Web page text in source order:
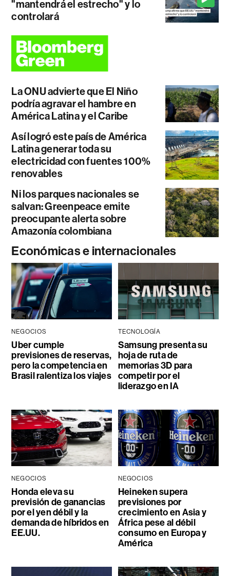
"mantendrá el estrecho" y lo
controlará
La ONU advierte que El Niño
podría agravar el hambre en
América Latina y el Caribe
Así logró este país de América
Latina generar toda su
electricidad con fuentes 100%
renovables
Ni los parques nacionales se
salvan: Greenpeace emite
preocupante alerta sobre
Amazonía colombiana
Económicas e internacionales
NEGOCIOS
Uber cumple
previsiones de reservas,
pero la competencia en
Brasil ralentiza los viajes
TECNOLOGÍA
Samsung presenta su
hoja de ruta de
memorias 3D para
competir por el
liderazgo en IA
NEGOCIOS
Honda eleva su
previsión de ganancias
por el yen débil y la
demanda de híbridos en
EE.UU.
NEGOCIOS
Heineken supera
previsiones por
crecimiento en Asia y
África pese al débil
consumo en Europa y
América